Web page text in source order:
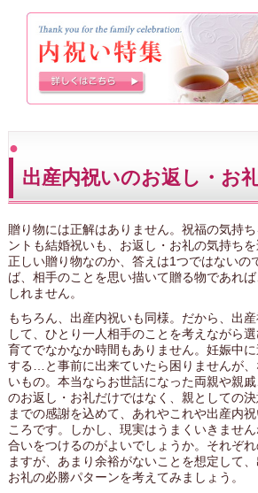
出産内祝いのお返し・お
贈り物には正解はありません。祝福の気持
ントも結婚祝いも、お返し・お礼の気持ち
正しい贈り物なのか、答えは1つではないの
ば、相手のことを思い描いて贈る物であれ
しれません。
もちろん、出産内祝いも同様。だから、出
して、ひとり一人相手のことを考えながら
育てでなかなか時間もありません。妊娠中
する…と事前に出来ていたら困りませんが
いもの。本当ならお世話になった両親や親
のお返し・お礼だけではなく、親としての
までの感謝を込めて、あれやこれや出産内
ころです。しかし、現実はうまくいきませ
合いをつけるのがよいでしょうか。それぞ
ますが、あまり余裕がないことを想定して
お礼の必勝パターンを考えてみましょう。